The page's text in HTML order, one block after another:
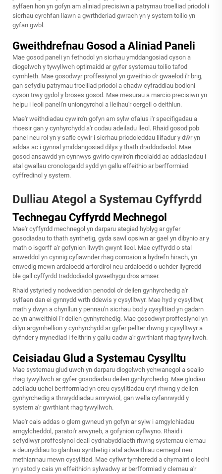
sylfaen hon yn gofyn am aliniad precisiwn a patrymau troelliad priodol i
sicrhau cyrchfan llawn a gwrthderiad gwrach yn y system toilio yn
gyfan gwbl.
Gweithdrefnau Gosod a Aliniad Paneli
Mae gosod paneli yn fethodol yn sicrhau ymddangosiad cyson a
diogelwch y tywyllwch optimaidd ar gyfer systemau toilio tafod
cymhleth. Mae gosodwyr proffesiynol yn gweithio o'r gwaelod i'r brig,
gan sefydlu patrymau troelliad priodol a chadw cyfraddiau bodloni
cyson trwy gydol y broses gosod. Mae mesurau a marcio precisiwn yn
helpu i leoli paneli'n uniongyrchol a lleihau'r oergell o deithlun.
Mae'r weithdiadau cywiro'n gofyn am sylw ofalus i'r specifigadau a
rhoesir gan y cynhyrchydd a'r codau adeiladu lleol. Rhaid gosod pob
panel neu rol yn y safle cywir i sicrhau priodoleddau llifadur y dŵr yn
addas ac i gynnal ymddangosiad dilys y thath draddodiadol. Mae
gosod ansawdd yn cynnwys gwirio cywiro'n rheolaidd ac addasiadau i
atal gwallau cronologaidd sydd yn gallu effeithio ar berfformiad
cyffredinol y system.
Dulliau Ategol a Systemau Cyffyrdd
Technegau Cyffyrdd Mechnegol
Mae'r cyffyrdd mechnegol yn darparu ategiad hyblyg ar gyfer
gosodiadau to thath synthetig, gyda sawl opsiwn ar gael yn dibynio ar y
math o isgorff a'r gofynion llwyth gwynt lleol. Mae cyffyrdd o stal
anweddol yn cynnig cyfiawnder rhag corrosion a hydrefn hirach, yn
enwedig mewn ardaloedd arfordirol neu ardaloedd o uchder llygredd
ble gall cyffyrdd traddodiadol gwaethygu dros amser.
Rhaid ystyried y nodweddion penodol o'r deilen gynhyrchedig a'r
sylfaen dan ei gynnydd wrth ddewis y cysylltwyr. Mae hyd y cysylltwr,
math y dwyn a chynllun y pennau'n sicrhau bod y cysylltiad yn gadarn
ac yn anweithiol i'r deilen gynhyrchedig. Mae gosodwyr proffesiynol yn
dilyn argymhellion y cynhyrchydd ar gyfer pellter rhwng y cysylltwyr a
dyfnder y mynediad i feithrin y gallu cadw a'r gwrthiant rhag tywyllwch.
Ceisiadau Glud a Systemau Cysylltu
Mae systemau glud uwch yn darparu diogelwch ychwanegol a sealio
rhag tywyllwch ar gyfer gosodiadau deilen gynhyrchedig. Mae gludiau
adeiladu uchel berfformiad yn creu cysylltiadau cryf rhwng y deilen
gynhyrchedig a thrwyddiadau amrywiol, gan wella cyfanrwydd y
system a'r gwrthiant rhag tywyllwch.
Mae'r cais addas o glem gwneud yn gofyn ar sylw i amgylchiadau
amgylcheddol, paratoi'r arwyneb, a gofynion cyflwyno. Rhaid i
sefydlwyr proffesiynol deall cydnabyddiaeth rhwng systemau clemau
a deunyddiau to glanhau synthetig i atal adweithiau cemegol neu
methiannau mewn cysylltiad. Mae cyflwr tymheredd a chymaint o lechi
yn ystod y cais yn effeithio'n sylwadwy ar berfformiad y clemau a'r